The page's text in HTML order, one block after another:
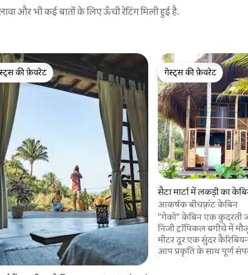
और भी कई बातों के लिए ऊँची रेटिंग मिली हुई है.
36 समीक्षाएँ
का टॉप फ़ेवरेट
की फ़ेवरेट
गेस्ट्स की फ़ेवरेट
गेस्ट्स की फ़ेवरेट
सैटा मार्टा में लकड़ी का
आकर्षक बीचफ़्रंट केबिन
"गेको" केबिन एक कुदरती
निजी ट्रॉपिकल बगीचे में
मीटर दूर एक सुंदर कैरिबियन
आप प्रकृति के साथ पूर्ण